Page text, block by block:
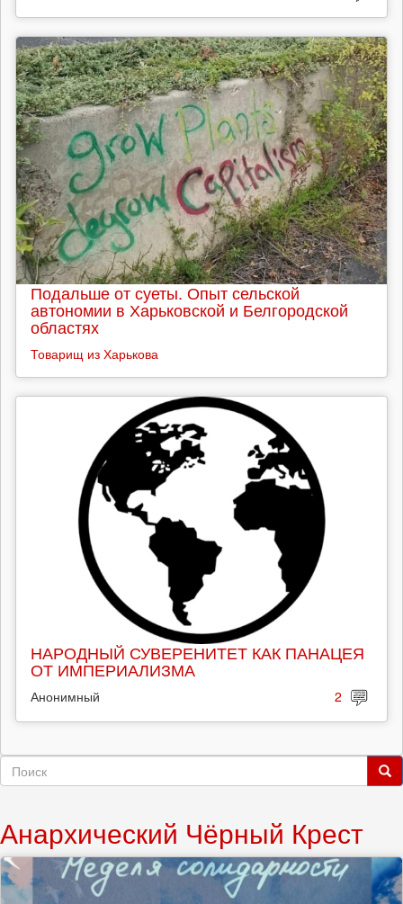
Подальше от суеты. Опыт сельской
автономии в Харьковской и Белгородской
областях
Товарищ из Харькова
НАРОДНЫЙ СУВЕРЕНИТЕТ КАК ПАНАЦЕЯ
ОТ ИМПЕРИАЛИЗМА
Анонимный 2
Форма
Анархический Чёрный Крест